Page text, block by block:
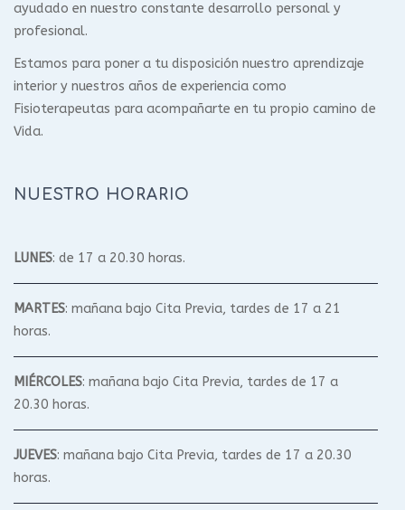
ayudado en nuestro constante desarrollo personal y
profesional.
Estamos para poner a tu disposición nuestro aprendizaje
interior y nuestros años de experiencia como
Fisioterapeutas para acompañarte en tu propio camino de
Vida.
NUESTRO HORARIO
LUNES: de 17 a 20.30 horas.
MARTES: mañana bajo Cita Previa, tardes de 17 a 21
horas.
MIÉRCOLES: mañana bajo Cita Previa, tardes de 17 a
20.30 horas.
JUEVES: mañana bajo Cita Previa, tardes de 17 a 20.30
horas.